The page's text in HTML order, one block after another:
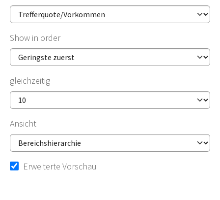
Show in order
gleichzeitig
Ansicht
Erweiterte Vorschau